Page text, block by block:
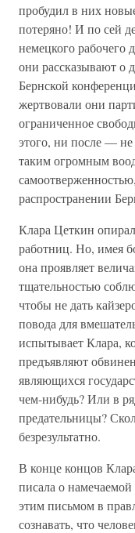
пробудил в них
потеряно! И по сей
немецкого рабочего
они рассказывают о
Бернской
жертвовали они
ограниченное
этого, ни после — не
таким огромным
распространении
Клара Цеткин
работниц. Но, имея
она проявляет
тщательностью
чтобы не дать
повода для
испытывает Клара,
предъявляют
являющихся
чем-нибудь? Или в
предательницы?
безрезультатно.
В конце концов
писала о
этим письмом в
сознавать, что